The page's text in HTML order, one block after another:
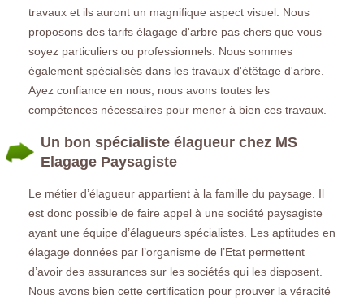
travaux et ils auront un magnifique aspect visuel. Nous
proposons des tarifs élagage d'arbre pas chers que vous
soyez particuliers ou professionnels. Nous sommes
également spécialisés dans les travaux d'étêtage d'arbre.
Ayez confiance en nous, nous avons toutes les
compétences nécessaires pour mener à bien ces travaux.
Un bon spécialiste élagueur chez MS
Elagage Paysagiste
Le métier d’élagueur appartient à la famille du paysage. Il
est donc possible de faire appel à une société paysagiste
ayant une équipe d’élagueurs spécialistes. Les aptitudes en
élagage données par l’organisme de l’Etat permettent
d’avoir des assurances sur les sociétés qui les disposent.
Nous avons bien cette certification pour prouver la véracité